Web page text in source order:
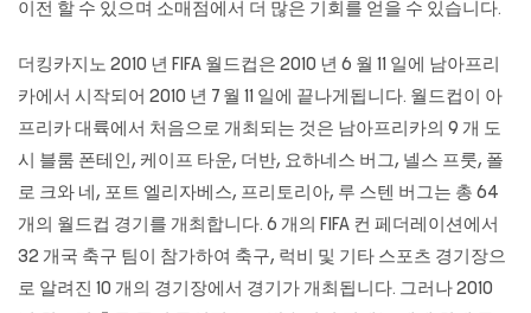
이전 할 수 있으며 소매점에서 더 많은 기회를 얻을 수 있습니다.
더킹카지노 2010 년 FIFA 월드컵은 2010 년 6 월 11 일에 남아프리
카에서 시작되어 2010 년 7 월 11 일에 끝나게됩니다. 월드컵이 아
프리카 대륙에서 처음으로 개최되는 것은 남아프리카의 9 개 도
시 블룸 폰테인, 케이프 타운, 더반, 요하네스 버그, 넬스 프룻, 폴
로 크와 네, 포트 엘리자베스, 프리토리아, 루 스텐 버그는 총 64
개의 월드컵 경기를 개최합니다. 6 개의 FIFA 컨 페더레이션에서
32 개국 축구 팀이 참가하여 축구, 럭비 및 기타 스포츠 경기장으
로 알려진 10 개의 경기장에서 경기가 개최됩니다. 그러나 2010